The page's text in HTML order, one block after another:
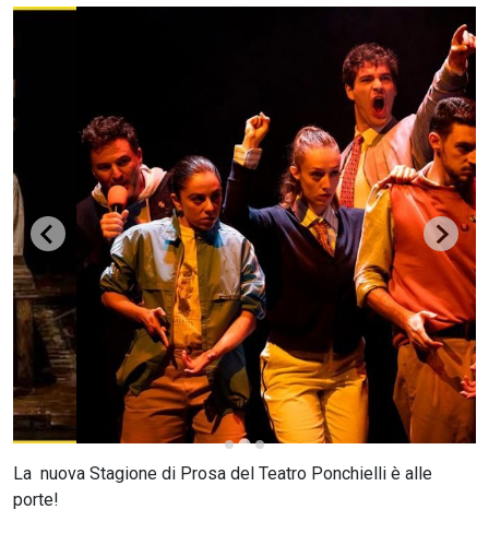
L'EDITORIALE
La nuova Stagione di Prosa del Teatro Ponchielli è alle
porte!